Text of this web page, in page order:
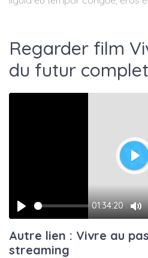
Regarder film
du futur
Play
01:34:20
Autre lien : Vivre au
streaming